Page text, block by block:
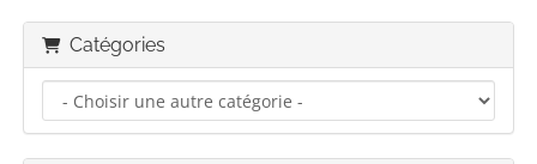
Catégories